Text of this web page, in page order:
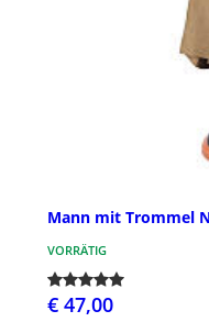
Mann mit Trommel
VORRÄTIG
€ 47,00